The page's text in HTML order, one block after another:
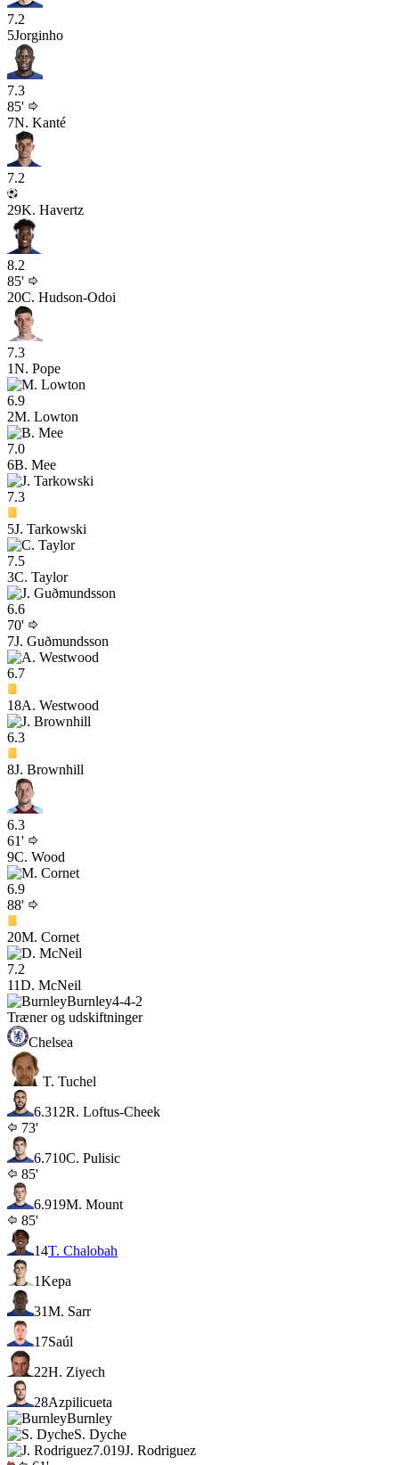
7.2
5Jorginho
7.3
85'
7N. Kanté
7.2
29K. Havertz
8.2
85'
20C. Hudson-Odoi
7.3
1N. Pope
6.9
2M. Lowton
7.0
6B. Mee
7.3
5J. Tarkowski
7.5
3C. Taylor
6.6
70'
7J. Guðmunds­son
6.7
18A. Westwood
6.3
8J. Brownhill
6.3
61'
9C. Wood
6.9
88'
20M. Cornet
7.2
11D. McNeil
Burnley4-4-2
Træner og udskiftninger
Chelsea
T. Tuchel
6.312R. Loftus-Cheek
73'
6.710C. Pulisic
85'
6.919M. Mount
85'
14T. Chalobah
1Kepa
31M. Sarr
17Saúl
22H. Ziyech
28Azpilicueta
Burnley
S. Dyche
7.019J. Rodriguez